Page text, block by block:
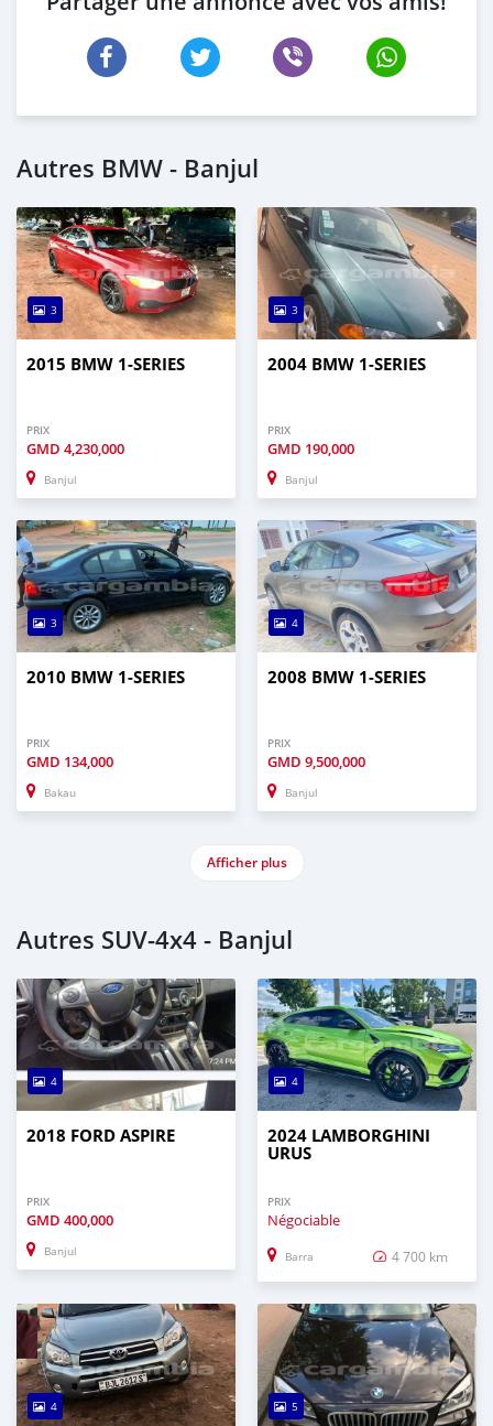
Autres BMW - Banjul
3
2015 BMW 1-SERIES
PRIX
GMD 4,230,000
Banjul
3
2004 BMW 1-SERIES
PRIX
GMD 190,000
Banjul
3
2010 BMW 1-SERIES
PRIX
GMD 134,000
Bakau
4
2008 BMW 1-SERIES
PRIX
GMD 9,500,000
Banjul
Afficher plus
Autres SUV‒4x4 - Banjul
4
2018 FORD ASPIRE
PRIX
GMD 400,000
Banjul
4
2024 LAMBORGHINI
URUS
PRIX
Négociable
Barra 4 700 km
4 5